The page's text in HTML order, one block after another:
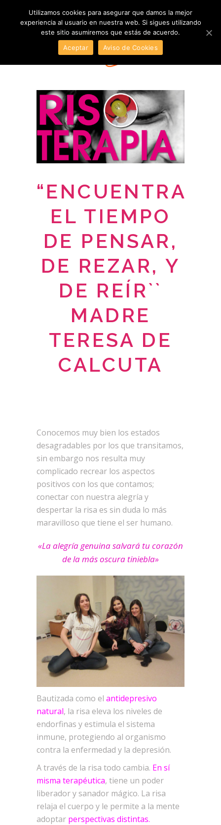
“ENCUENTRA
EL TIEMPO
DE PENSAR,
DE REZAR, Y
DE REÍR``
MADRE
TERESA DE
CALCUTA
Conocemos muy bien los estados
desagradables por los que transitamos,
sin embargo nos resulta muy
complicado recrear los aspectos
positivos con los que contamos;
conectar con nuestra alegría y
despertar la risa es sin duda lo más
maravilloso que tiene el ser humano.
«La alegría genuina salvará tu corazón
de la más oscura tiniebla»
Bautizada como el antidepresivo
natural, la risa eleva los niveles de
endorfinas y estimula el sistema
inmune, protegiendo al organismo
contra la enfermedad y la depresión.
A través de la risa todo cambia. En sí
misma terapéutica, tiene un poder
liberador y sanador mágico. La risa
relaja el cuerpo y le permite a la mente
adoptar perspectivas distintas.
Utilizamos cookies para asegurar que damos la mejor
experiencia al usuario en nuestra web. Si sigues utilizando
este sitio asumiremos que estás de acuerdo.
Aceptar
Aviso de Cookies